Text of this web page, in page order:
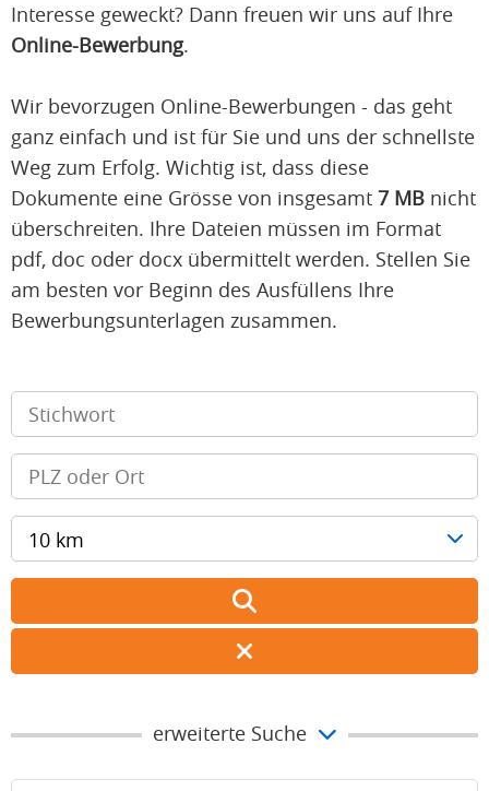
Interesse geweckt? Dann freuen wir uns auf Ihre
Online-Bewerbung.
Wir bevorzugen Online-Bewerbungen - das geht
ganz einfach und ist für Sie und uns der schnellste
Weg zum Erfolg. Wichtig ist, dass diese
Dokumente eine Grösse von insgesamt 7 MB nicht
überschreiten. Ihre Dateien müssen im Format
pdf, doc oder docx übermittelt werden. Stellen Sie
am besten vor Beginn des Ausfüllens Ihre
Bewerbungsunterlagen zusammen.
10 km
erweiterte Suche